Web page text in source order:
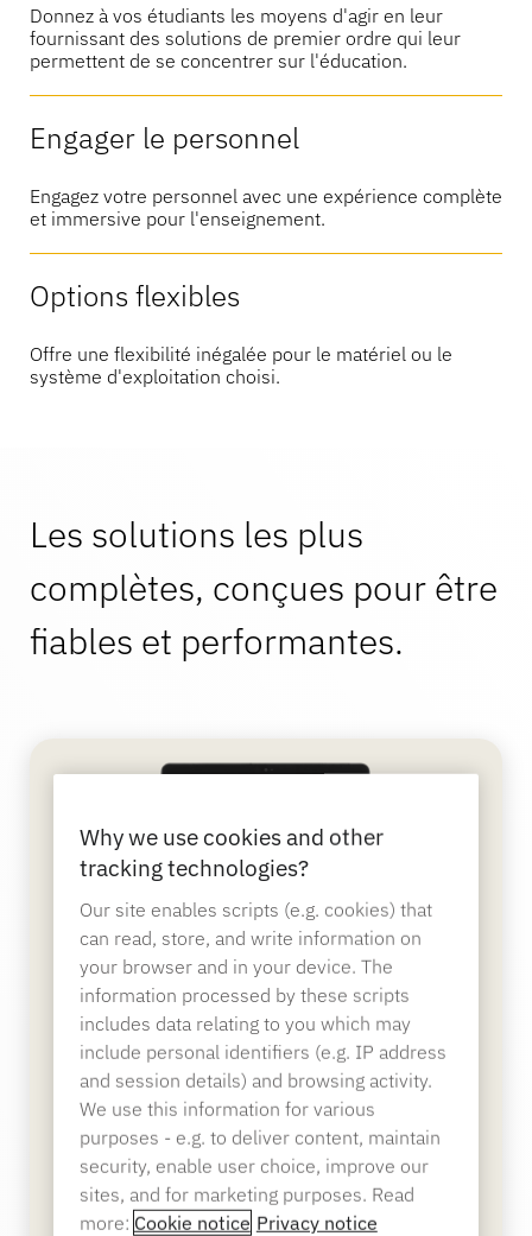
Articles de sport
Commerce de détail spécialisé
Sports et divertissements
Hôtellerie et restauration
Banque
Point de vente
Nous contacter
Catalogue
Actualités
Donnez à vos étudiants les moyens d'agir en leur
fournissant des solutions de premier ordre qui leur
permettent de se concentrer sur l'éducation.
Engager le personnel
Engagez votre personnel avec une expérience complète
et immersive pour l'enseignement.
Options flexibles
Offre une flexibilité inégalée pour le matériel ou le
système d'exploitation choisi.
Les solutions les plus
complètes, conçues pour être
fiables et performantes.
NE360C Centre POS convertible
Système de point de vente primé conçu pour
prendre en charge toutes les tablettes, tous les
paiements et tous les systèmes d'exploitation.
Why we use cookies and other
tracking technologies?
Our site enables scripts (e.g. cookies) that
can read, store, and write information on
your browser and in your device. The
information processed by these scripts
includes data relating to you which may
include personal identifiers (e.g. IP address
and session details) and browsing activity.
We use this information for various
purposes - e.g. to deliver content, maintain
security, enable user choice, improve our
sites, and for marketing purposes. Read
more: Cookie notice Privacy notice